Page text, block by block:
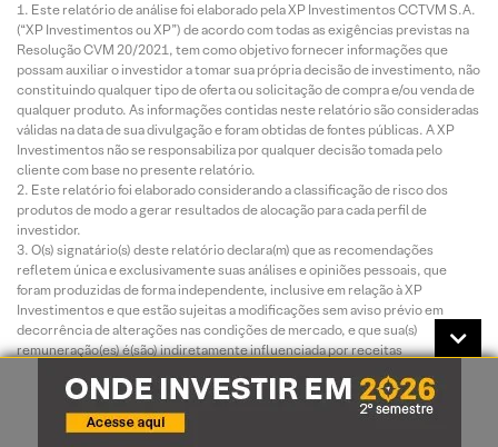
Este relatório de análise foi elaborado pela XP Investimentos CCTVM S.A.
(“XP Investimentos ou XP”) de acordo com todas as exigências previstas na
Resolução CVM 20/2021, tem como objetivo fornecer informações que
possam auxiliar o investidor a tomar sua própria decisão de investimento, não
constituindo qualquer tipo de oferta ou solicitação de compra e/ou venda de
qualquer produto. As informações contidas neste relatório são consideradas
válidas na data de sua divulgação e foram obtidas de fontes públicas. A XP
Investimentos não se responsabiliza por qualquer decisão tomada pelo
cliente com base no presente relatório.
Este relatório foi elaborado considerando a classificação de risco dos
produtos de modo a gerar resultados de alocação para cada perfil de
investidor.
O(s) signatário(s) deste relatório declara(m) que as recomendações
refletem única e exclusivamente suas análises e opiniões pessoais, que
foram produzidas de forma independente, inclusive em relação à XP
Investimentos e que estão sujeitas a modificações sem aviso prévio em
decorrência de alterações nas condições de mercado, e que sua(s)
remuneração(es) é(são) indiretamente influenciada por receitas
Investimentos.
O analista responsável pelo conteúdo deste relatório e pelo cumprimento
da Resolução CVM nº 20/2021 está indicado acima, sendo que, caso constem